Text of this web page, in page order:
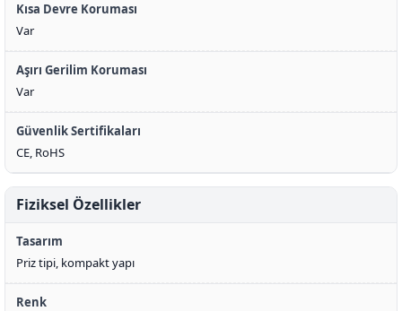
Kısa Devre Koruması
Var
Aşırı Gerilim Koruması
Var
Güvenlik Sertifikaları
CE, RoHS
Fiziksel Özellikler
Tasarım
Priz tipi, kompakt yapı
Renk